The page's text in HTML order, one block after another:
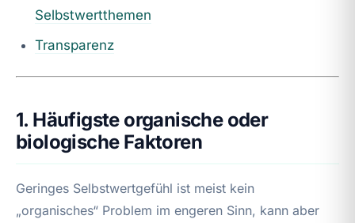
Selbstwertthemen
Transparenz
1. Häufigste organische oder
biologische Faktoren
Geringes Selbstwertgefühl ist meist kein
„organisches“ Problem im engeren Sinn, kann aber